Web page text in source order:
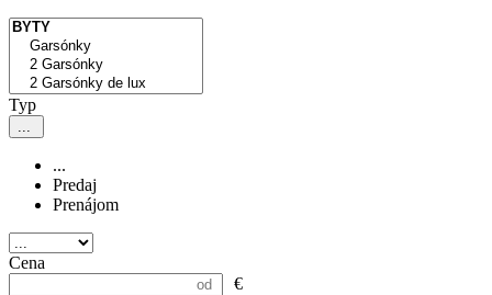
Typ
...
Predaj
Prenájom
Cena
€